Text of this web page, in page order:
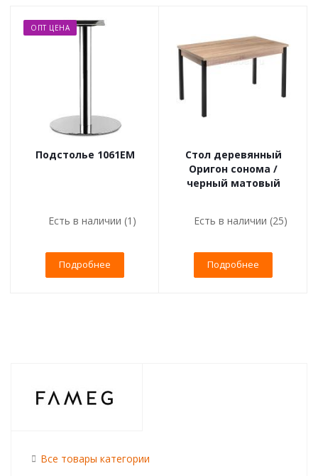
ОПТ ЦЕНА
Подстолье 1061EM
Есть в наличии (1)
Подробнее
Стол деревянный
Оригон сонома /
черный матовый
Есть в наличии (25)
Подробнее
Все товары категории